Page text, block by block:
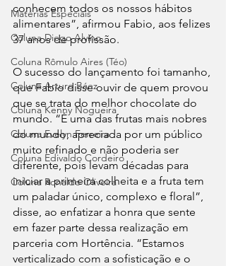
Matérias Especiais
Coluna Diego Alvino
Coluna Rômulo Aires (Téo)
Coluna Arturo Báez
Coluna Kenny Nogueira
Coluna Evelyn Ferreira
Coluna Edivaldo Cordeiro
Coluna Ronaldo Oliveira
conhecem todos os nossos hábitos
alimentares”, afirmou Fabio, aos felizes
37 anos de profissão.
O sucesso do lançamento foi tamanho,
que Fabio disse ouvir de quem provou
que se trata do melhor chocolate do
mundo. “É uma das frutas mais nobres
do mundo, apreciada por um público
muito refinado e não poderia ser
diferente, pois levam décadas para
iniciar a primeira colheita e a fruta tem
um paladar único, complexo e floral”,
disse, ao enfatizar a honra que sente
em fazer parte dessa realização em
parceria com Hortência. “Estamos
verticalizado com a sofisticação e o